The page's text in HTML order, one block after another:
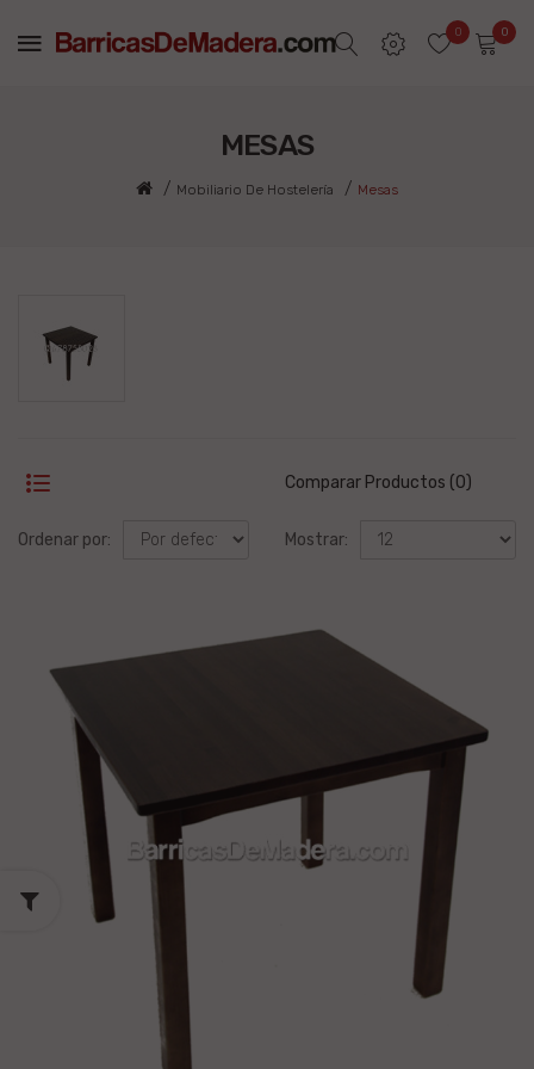
0 0
MESAS
Mobiliario De Hostelería Mesas
Comparar Productos (0)
Ordenar por: Mostrar: